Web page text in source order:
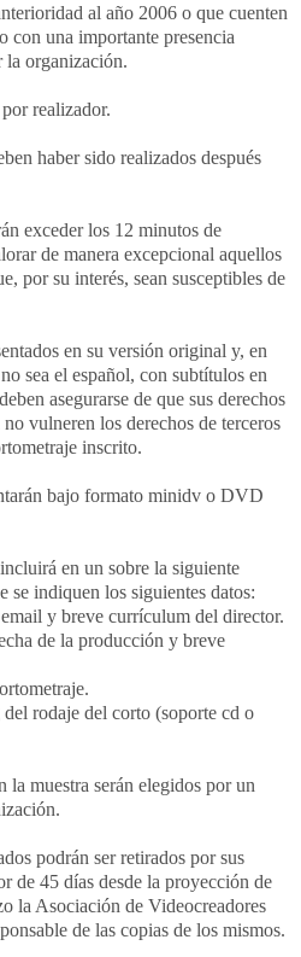
al año 2006 o que cuenten
con una importante presencia
la organización.
realizador.
haber sido realizados después
exceder los 12 minutos de
de manera excepcional aquellos
por su interés, sean susceptibles de
en su versión original y, en
sea el español, con subtítulos en
asegurarse de que sus derechos
vulneren los derechos de terceros
inscrito.
bajo formato minidv o DVD
en un sobre la siguiente
se indiquen los siguientes datos:
y breve currículum del director.
de la producción y breve
rodaje del corto (soporte cd o
la muestra serán elegidos por un
podrán ser retirados por sus
de 45 días desde la proyección de
la Asociación de Videocreadores
de las copias de los mismos.